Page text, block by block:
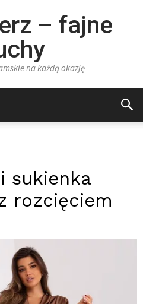
– fajne
na każdą okazję
sukienka
rozcięciem